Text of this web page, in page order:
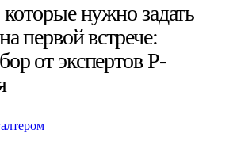
нужно задать
первой встрече:
от экспертов Р-